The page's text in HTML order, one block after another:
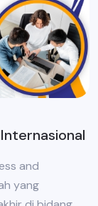
and
yang